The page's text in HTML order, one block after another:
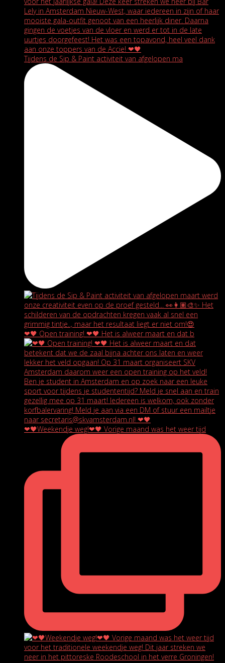
Tijdens de Sip & Paint activiteit van afgelopen ma
❤🖤 Open training! ❤🖤 Het is alweer maart en dat b
❤🖤Weekendje weg!❤🖤 Vorige maand was het weer tijd